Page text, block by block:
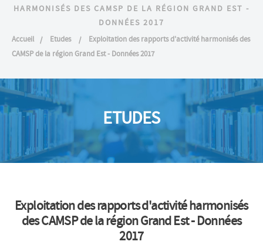
HARMONISÉS DES CAMSP DE LA RÉGION GRAND EST -
DONNÉES 2017
Accueil Etudes
Exploitation des rapports d'activité harmonisés des
CAMSP de la région Grand Est - Données 2017
ETUDES
Exploitation des rapports d'activité harmonisés
des CAMSP de la région Grand Est - Données
2017